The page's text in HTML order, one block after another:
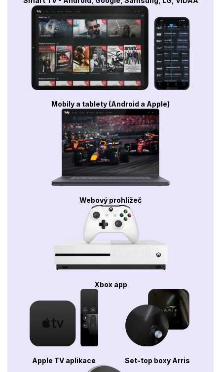
Mobily a tablety (Android a Apple)
Webový prohlížeč
Xbox app
Apple TV aplikace Set-top boxy Arris